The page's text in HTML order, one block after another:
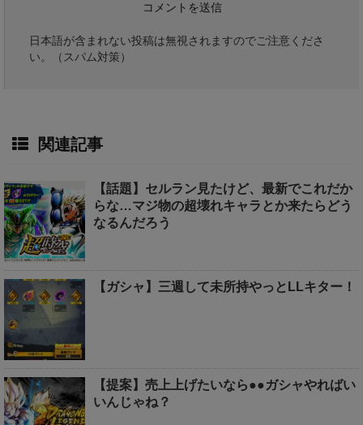
日本語が含まれない投稿は無視されますのでご注意くださ
い。（スパム対策）
関連記事
【話題】セルラン見たけど、最新でこれだか
らな…マジ物の超壊れキャラとか来たらどう
なるんだろう
【ガシャ】三週して未所持やっとLLキター！
【提案】売上上げたいなら●●ガシャやればい
いんじゃね？